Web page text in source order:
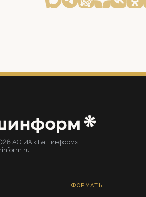
АО ИА «Башинформ».
ФОРМАТЫ